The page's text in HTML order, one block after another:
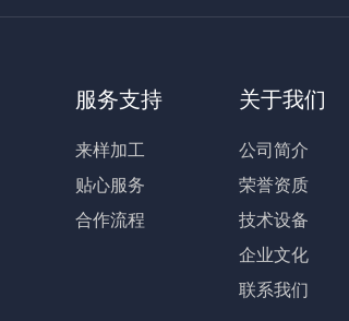
服务支持
来样加工
贴心服务
合作流程
关于我们
公司简介
荣誉资质
技术设备
企业文化
联系我们